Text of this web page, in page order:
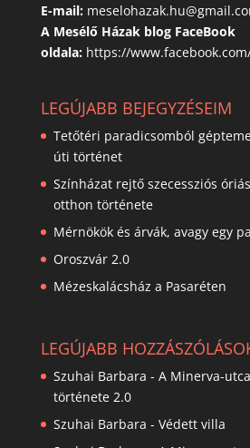
E-mail:
A Mesélő Házak blog FaceBook
oldala: https://
LEGÚJABB BEJEGYZÉSEIM
Tetőtéri paradicsomból
úti történet
Színházat rejtő szecessziós
otthon története
Mérnökök és árvák, avagy egy
Oroszvár 2.0
Mézeskalácsház a Pasaréten
LEGÚJABB
Szuhai Barbara - A Minerva-
története 2.0
Szuhai Barbara - Védett villa